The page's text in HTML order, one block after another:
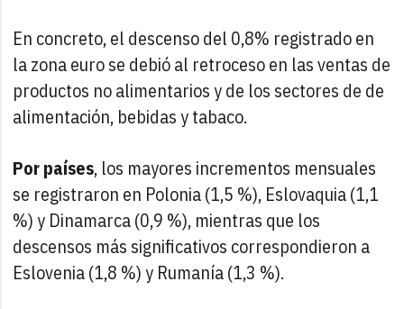
En concreto, el descenso del 0,8% registrado en
la zona euro se debió al retroceso en las ventas de
productos no alimentarios y de los sectores de de
alimentación, bebidas y tabaco.
Por países, los mayores incrementos mensuales
se registraron en Polonia (1,5 %), Eslovaquia (1,1
%) y Dinamarca (0,9 %), mientras que los
descensos más significativos correspondieron a
Eslovenia (1,8 %) y Rumanía (1,3 %).